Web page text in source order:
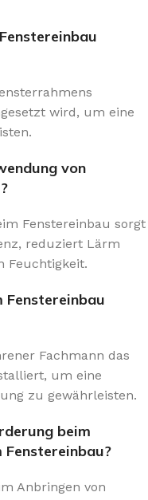
wird, um eine
von
Fenstereinbau sorgt
reduziert Lärm
Feuchtigkeit.
Fenstereinbau
Fachmann das
um eine
zu gewährleisten.
beim
Anbringen von